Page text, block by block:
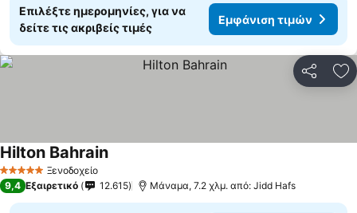
Επιλέξτε ημερομηνίες, για να
δείτε τις ακριβείς τιμές
Εμφάνιση τιμών
5 Αστέρια Ξενοδοχείο
Hilton BahrainΕμφάνιση τιμών
9,4 Εξαιρετικό 12.615 Μάναμα, 7.2 χλμ. από: Jidd Hafs